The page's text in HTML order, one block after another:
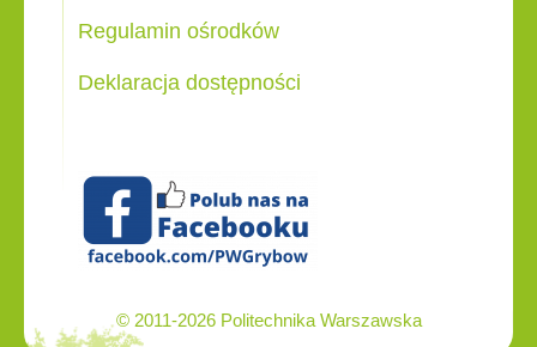
Regulamin ośrodków
Deklaracja dostępności
© 2011-2026 Politechnika Warszawska